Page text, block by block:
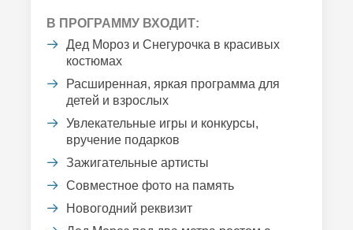
В ПРОГРАММУ ВХОДИТ:
Дед Мороз и Снегурочка в красивых
костюмах
Расширенная, яркая программа для
детей и взрослых
Увлекательные игры и конкурсы,
вручение подарков
Зажигательные артисты
Совместное фото на память
Новогодний реквизит